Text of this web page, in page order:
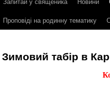
контенту
Проповіді на родинну тематику
Зимовий табір в